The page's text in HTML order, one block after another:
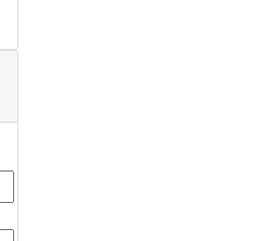
проектов,
крупногабаритных и
груза.
соответствующие